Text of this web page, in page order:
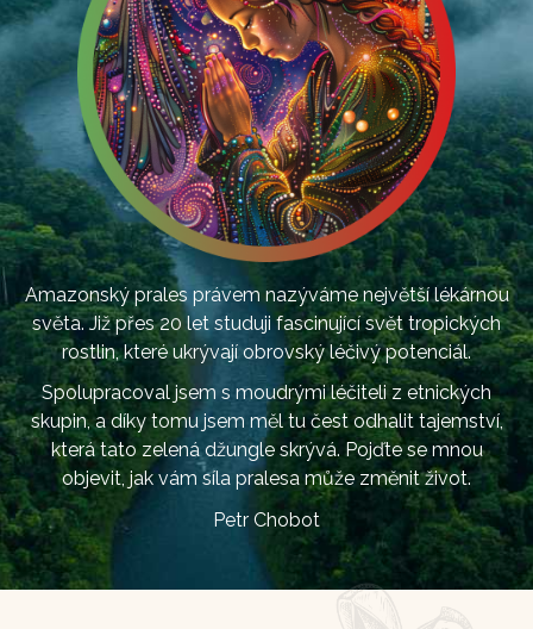
Amazonský prales právem nazýváme největší lékárnou
světa. Již přes 20 let studuji fascinující svět tropických
rostlin, které ukrývají obrovský léčivý potenciál.
Spolupracoval jsem s moudrými léčiteli z etnických
skupin, a díky tomu jsem měl tu čest odhalit tajemství,
která tato zelená džungle skrývá. Pojďte se mnou
objevit, jak vám síla pralesa může změnit život.
Petr Chobot